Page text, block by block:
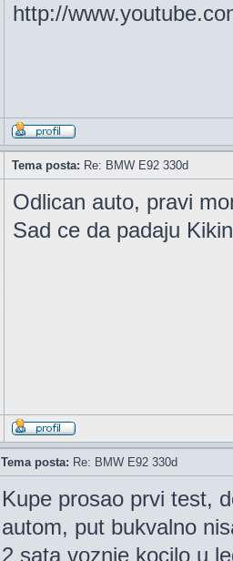
http://
Tema posta: Re: BMW E92 330d
Odlican auto, pravi
Sad ce da padaju
Tema posta: Re: BMW E92 330d
Kupe prosao prvi test,
autom, put bukvalno
2 sata voznje kocilo u